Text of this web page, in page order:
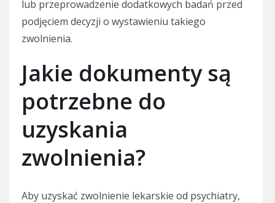
lub przeprowadzenie dodatkowych badań przed
podjęciem decyzji o wystawieniu takiego
zwolnienia.
Jakie dokumenty są
potrzebne do
uzyskania
zwolnienia?
Aby uzyskać zwolnienie lekarskie od psychiatry,